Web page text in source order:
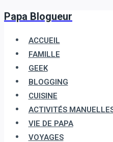
Aller
contenu
Papa Blogueur
ACCUEIL
FAMILLE
GEEK
BLOGGING
CUISINE
ACTIVITÉS
VIE DE PAPA
VOYAGES